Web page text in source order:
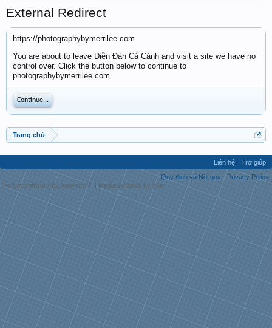
External Redirect
https://photographybymerrilee.com
You are about to leave Diễn Đàn Cá Cảnh and visit a site we have no
control over. Click the button below to continue to
photographybymerrilee.com.
Continue...
Trang chủ
Liên hệ
Trợ giúp
Quy định và Nội quy
Privacy Policy
Forum software by XenForo™ | Media embeds by s9e